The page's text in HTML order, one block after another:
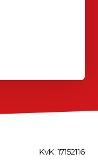
KvK: 17152116